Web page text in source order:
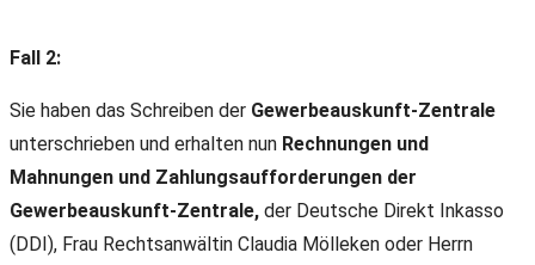
Fall 2:
Sie haben das Schreiben der Gewerbeauskunft-Zentrale
unterschrieben und erhalten nun Rechnungen und
Mahnungen und Zahlungsaufforderungen der
Gewerbeauskunft-Zentrale, der Deutsche Direkt Inkasso
(DDI), Frau Rechtsanwältin Claudia Mölleken oder Herrn